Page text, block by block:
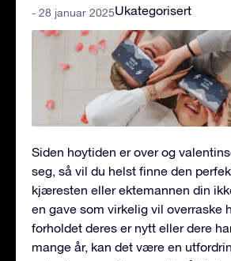
Ukategorisert
- 28 januar 2025
Siden høytiden er over og
seg, så vil du helst finne den
kjæresten eller ektemannen din
en gave som virkelig vil overraske
forholdet deres er nytt eller dere
mange år, kan det være en